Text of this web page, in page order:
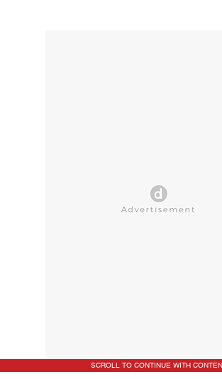
SCROLL TO CONTINUE WITH